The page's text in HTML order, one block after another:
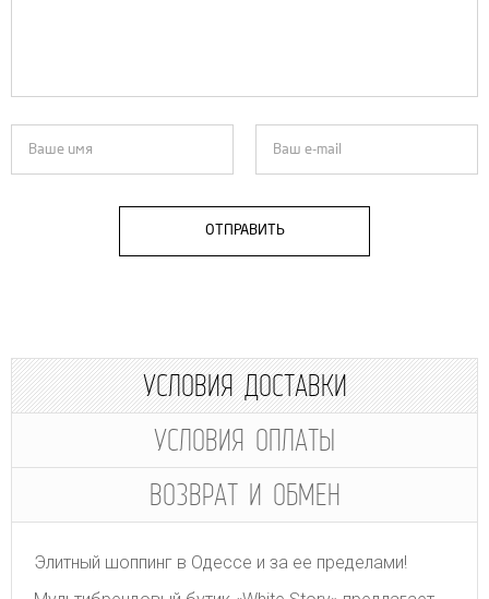
ОТПРАВИТЬ
УСЛОВИЯ ДОСТАВКИ
УСЛОВИЯ ОПЛАТЫ
ВОЗВРАТ И ОБМЕН
Элитный шоппинг в Одессе и за ее пределами!